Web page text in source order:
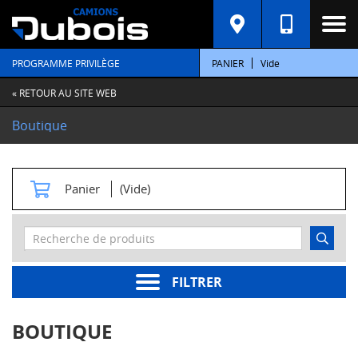
PROGRAMME PRIVILÈGE PANIER Vide
« RETOUR AU SITE WEB
Boutique
Panier (Vide)
FILTRER
C
A
T
É
G
O
R
E
S
t
e
r
moteur
BOUTIQUE